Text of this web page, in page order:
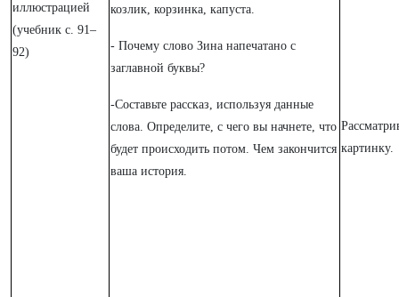
иллюстрацией
(учебник с. 91–
92)
козлик, корзинка, капуста.
- Почему слово Зина напечатано с
заглавной буквы?
-Составьте рассказ, используя данные
слова. Определите, с чего вы начнете, что
будет происходить потом. Чем закончится
ваша история.
картинку.